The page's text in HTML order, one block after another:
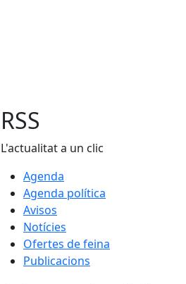
RSS
L'actualitat a un clic
Agenda
Agenda política
Avisos
Notícies
Ofertes de feina
Publicacions